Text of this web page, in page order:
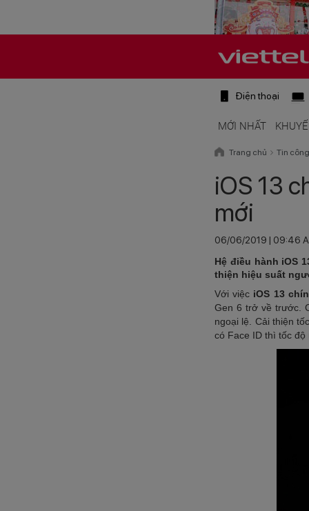
Điện thoại
MỚI NHẤT
Trang chủ Tin
iOS 13
mới
06/06/2019 | 09:46
Hệ điều hành iOS
thiện hiệu suất
Với việc iOS 13
Gen 6 trở về trước.
ngoại lệ. Cải thiện
có Face ID thì tốc